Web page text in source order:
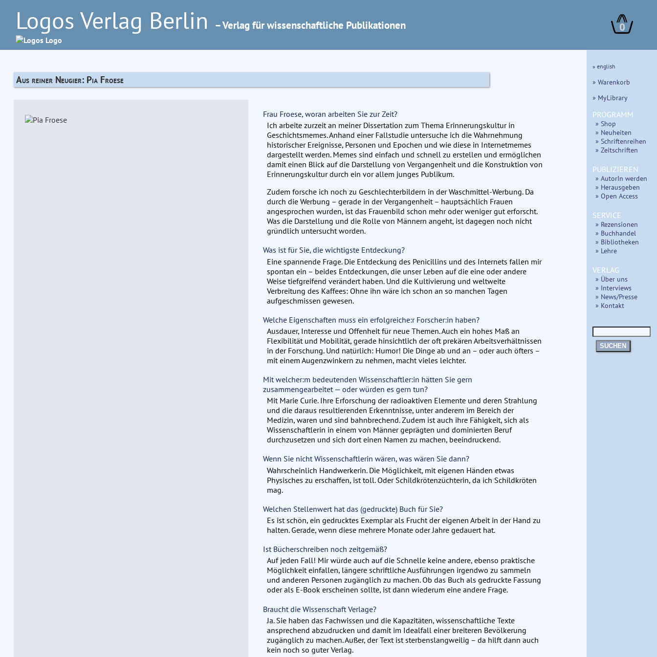
Logos Verlag Berlin – Verlag für wissenschaftliche Publikationen 0
Aus reiner Neugier: Pia Froese
Frau Froese, woran arbeiten Sie zur Zeit?
Ich arbeite zurzeit an meiner Dissertation zum Thema Erinnerungskultur in
Geschichtsmemes. Anhand einer Fallstudie untersuche ich die Wahrnehmung
historischer Ereignisse, Personen und Epochen und wie diese in Internetmemes
dargestellt werden. Memes sind einfach und schnell zu erstellen und ermöglichen
damit einen Blick auf die Darstellung von Vergangenheit und die Konstruktion von
Erinnerungskultur durch ein vor allem junges Publikum.
Zudem forsche ich noch zu Geschlechterbildern in der Waschmittel-Werbung. Da
durch die Werbung – gerade in der Vergangenheit – hauptsächlich Frauen
angesprochen wurden, ist das Frauenbild schon mehr oder weniger gut erforscht.
Was die Darstellung und die Rolle von Männern angeht, ist dagegen noch nicht
gründlich untersucht worden.
Was ist für Sie, die wichtigste Entdeckung?
Eine spannende Frage. Die Entdeckung des Penicillins und des Internets fallen mir
spontan ein – beides Entdeckungen, die unser Leben auf die eine oder andere
Weise tiefgreifend verändert haben. Und die Kultivierung und weltweite
Verbreitung des Kaffees: Ohne ihn wäre ich schon an so manchen Tagen
aufgeschmissen gewesen.
Welche Eigenschaften muss ein erfolgreiche:r Forscher:in haben?
Ausdauer, Interesse und Offenheit für neue Themen. Auch ein hohes Maß an
Flexibilität und Mobilität, gerade hinsichtlich der oft prekären Arbeitsverhältnissen
in der Forschung. Und natürlich: Humor! Die Dinge ab und an – oder auch öfters –
mit einem Augenzwinkern zu nehmen, macht vieles leichter.
Mit welcher:m bedeutenden Wissenschaftler:in hätten Sie gern
zusammengearbeitet — oder würden es gern tun?
Mit Marie Curie. Ihre Erforschung der radioaktiven Elemente und deren Strahlung
und die daraus resultierenden Erkenntnisse, unter anderem im Bereich der
Medizin, waren und sind bahnbrechend. Zudem ist auch ihre Fähigkeit, sich als
Wissenschaftlerin in einem von Männer geprägten und dominierten Beruf
durchzusetzen und sich dort einen Namen zu machen, beeindruckend.
Wenn Sie nicht Wissenschaftlerin wären, was wären Sie dann?
Wahrscheinlich Handwerkerin. Die Möglichkeit, mit eigenen Händen etwas
Physisches zu erschaffen, ist toll. Oder Schildkrötenzüchterin, da ich Schildkröten
mag.
Welchen Stellenwert hat das (gedruckte) Buch für Sie?
Es ist schön, ein gedrucktes Exemplar als Frucht der eigenen Arbeit in der Hand zu
halten. Gerade, wenn diese mehrere Monate oder Jahre gedauert hat.
Ist Bücherschreiben noch zeitgemäß?
Auf jeden Fall! Mir würde auch auf die Schnelle keine andere, ebenso praktische
Möglichkeit einfallen, längere schriftliche Ausführungen irgendwo zu sammeln
und anderen Personen zugänglich zu machen. Ob das Buch als gedruckte Fassung
oder als E-Book erscheinen sollte, ist dann wiederum eine andere Frage.
Braucht die Wissenschaft Verlage?
Ja. Sie haben das Fachwissen und die Kapazitäten, wissenschaftliche Texte
ansprechend abzudrucken und damit im Idealfall einer breiteren Bevölkerung
zugänglich zu machen. Außer, der Text ist sterbenslangweilig – da hilft dann auch
kein noch so guter Verlag.
» english
» Warenkorb
» MyLibrary
PROGRAMM
» Shop
» Neuheiten
» Schriftenreihen
» Zeitschriften
PUBLIZIEREN
» AutorIn werden
» Herausgeben
» Open Access
SERVICE
» Rezensionen
» Buchhandel
» Bibliotheken
» Lehre
VERLAG
» Über uns
» Interviews
» News/Presse
» Kontakt
SUCHEN